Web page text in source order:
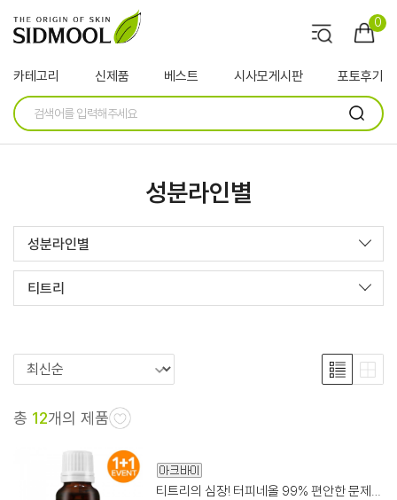
0
카테고리 신제품 베스트 시사모게시판 포토후기
성분라인별
성분라인별
티트리
총 12개의 제품
티트리의 심장! 터피네올 99% 편안한 문제성 피부 케어!